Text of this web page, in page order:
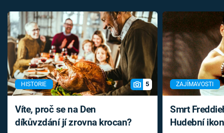
HISTORIE 5
Víte, proč se na Den
díkůvzdání jí zrovna krocan?
ZAJÍMAVOSTI
Smrt
Hudební